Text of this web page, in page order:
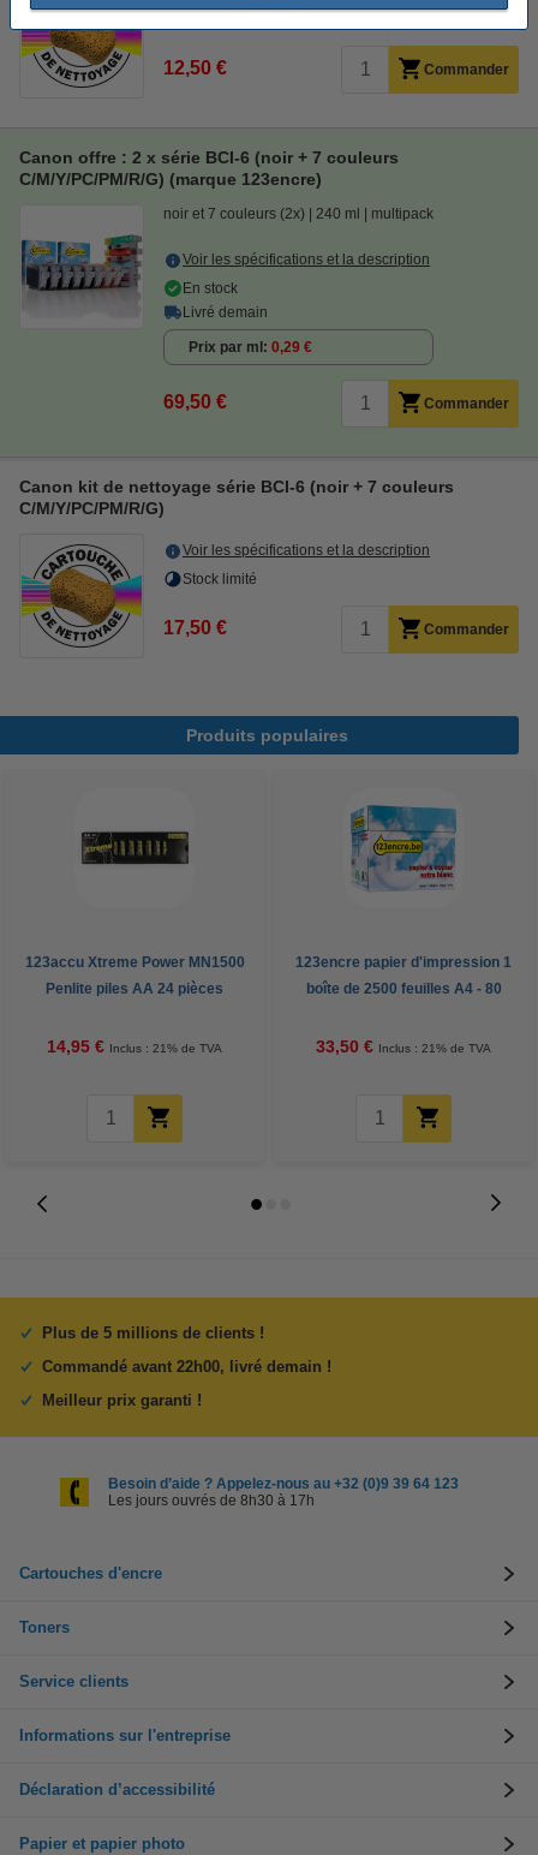
12,50 € Commander
Canon offre : 2 x série BCI-6 (noir + 7 couleurs
C/M/Y/PC/PM/R/G) (marque 123encre)
noir et 7 couleurs (2x) 240 ml multipack
Voir les spécifications et la description
En stock
Livré demain
Prix par ml 0,29 €
69,50 € Commander
Canon kit de nettoyage série BCI-6 (noir + 7 couleurs
C/M/Y/PC/PM/R/G)
Voir les spécifications et la description
Stock limité
17,50 € Commander
Produits populaires
123accu Xtreme Power MN1500
Penlite piles AA 24 pièces
14,95 € Inclus : 21% de TVA
123encre papier d'impression 1
boîte de 2500 feuilles A4 - 80
33,50 € Inclus : 21% de TVA
Plus de 5 millions de clients !
Commandé avant 22h00, livré demain !
Meilleur prix garanti !
Besoin d’aide ? Appelez-nous au +32 (0)9 39 64 123
Les jours ouvrés de 8h30 à 17h
Cartouches d'encre
Toners
Service clients
Informations sur l'entreprise
Déclaration d’accessibilité
Papier et papier photo